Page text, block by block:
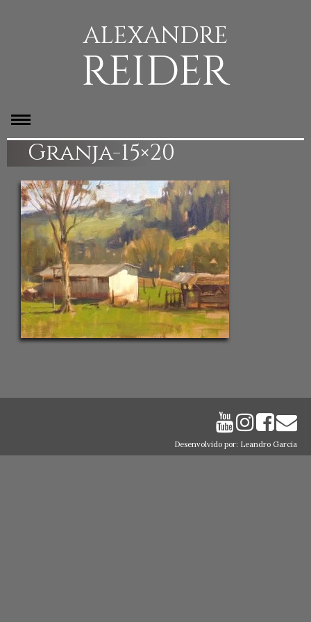
ALEXANDRE
REIDER
Granja-15×20
Desenvolvido por: Leandro Garcia